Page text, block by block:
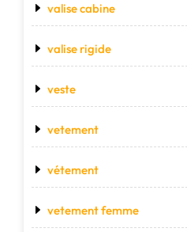
valise cabine
valise rigide
veste
vetement
vétement
vetement femme